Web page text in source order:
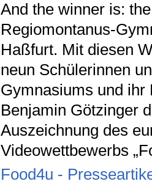
And the winner is: the
Regiomontanus-
Haßfurt. Mit diesen
neun Schülerinnen
Gymnasiums und ihr
Benjamin Götzinger
Auszeichnung des
Videowettbewerbs
Food4u -